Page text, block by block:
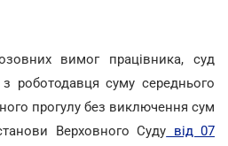
вимог працівника, суд
роботодавця суму середнього
прогулу без виключення сум
Верховного Суду від 07